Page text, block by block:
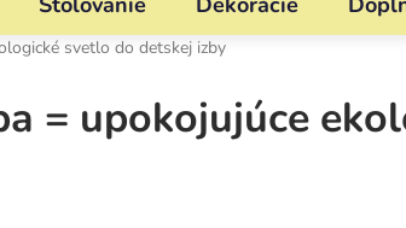
svetlo do detskej izby
= upokojujúce